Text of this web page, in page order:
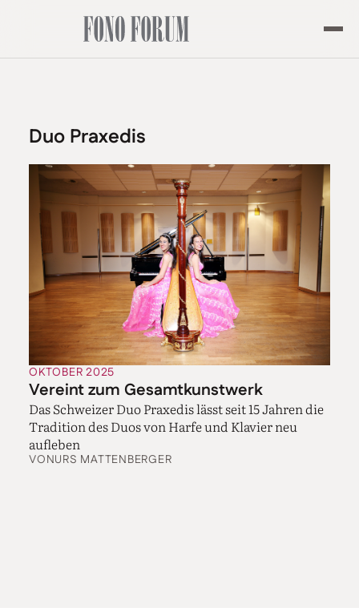
Duo Praxedis
OKTOBER 2025
Vereint zum Gesamtkunstwerk
Das Schweizer Duo Praxedis lässt seit 15 Jahren die
Tradition des Duos von Harfe und Klavier neu
aufleben
VONURS MATTENBERGER